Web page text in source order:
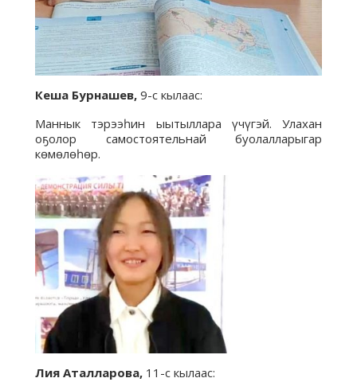
Кеша Бурнашев, 9-с кылаас:
Маннык тэрээһин ыытыллара үчүгэй. Улахан
оҕолор самостоятельнай буолалларыгар
көмөлөһөр.
Лия Аталларова, 11-с кылаас: